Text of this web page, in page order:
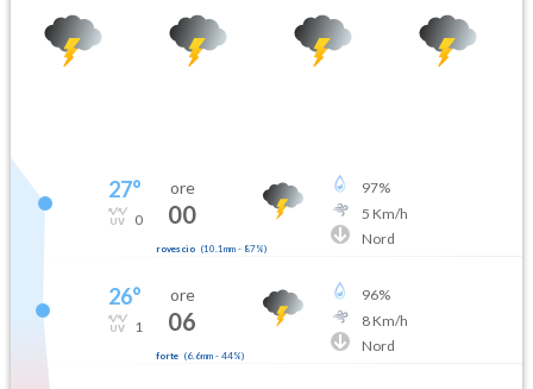
27°
0
ore
00
rovescio (10.1mm- 87%)
97%
5 Km/h
Nord
26°
1
ore
06
forte (6.6mm- 44%)
96%
8Km/h
Nord